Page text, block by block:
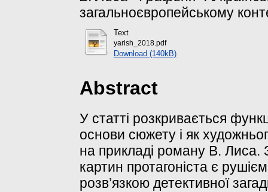
загальноєвропейському
Text
yarish_2018.pdf
Download (140kB)
Abstract
У статті розкривається
основи сюжету і як
на прикладі роману В. Лиса.
картин протагоніста є
розв’язкою детективної